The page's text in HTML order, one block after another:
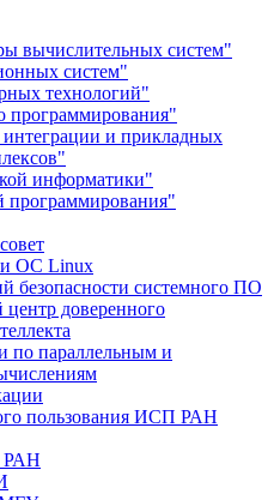
вычислительных систем"
систем"
технологий"
программирования"
и прикладных
информатики"
программирования"
ОС Linux
безопасности системного ПО
центр доверенного
по параллельным и
пользования ИСП РАН
РАН